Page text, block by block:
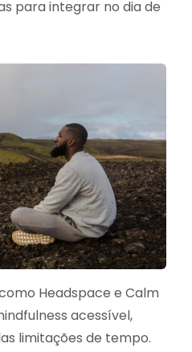
para integrar no dia de
Headspace e Calm
acessível,
limitações de tempo.